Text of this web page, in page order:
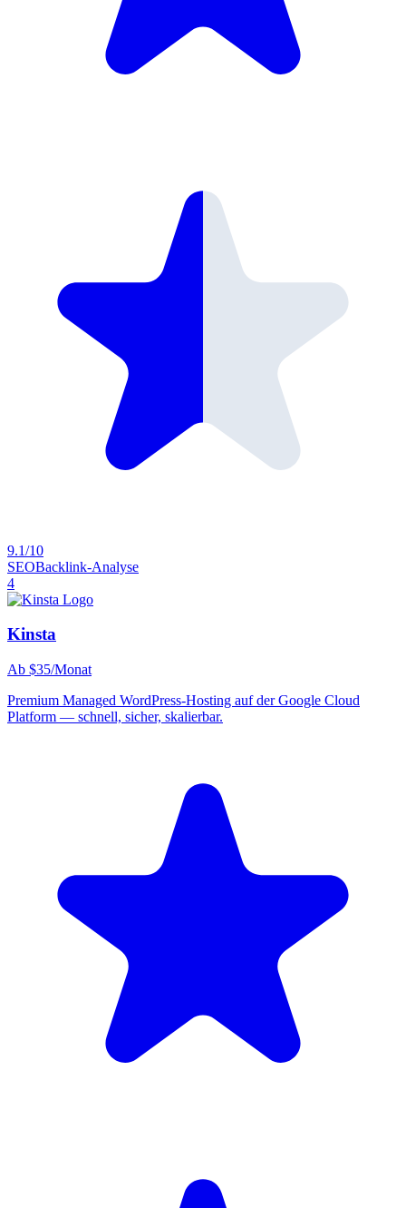
9.1/10
SEOBacklink-Analyse
4
Kinsta
Ab $35/Monat
Premium Managed WordPress-Hosting auf der Google Cloud
Platform — schnell, sicher, skalierbar.